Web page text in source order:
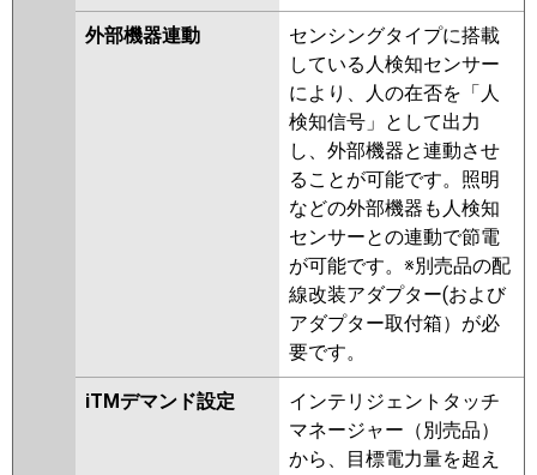
外部機器連動
センシングタイプに搭載
している人検知センサー
により、人の在否を「人
検知信号」として出力
し、外部機器と連動させ
ることが可能です。照明
などの外部機器も人検知
センサーとの連動で節電
が可能です。※別売品の配
線改装アダプター(および
アダプター取付箱）が必
要です。
iTMデマンド設定
インテリジェントタッチ
マネージャー（別売品）
から、目標電力量を超え